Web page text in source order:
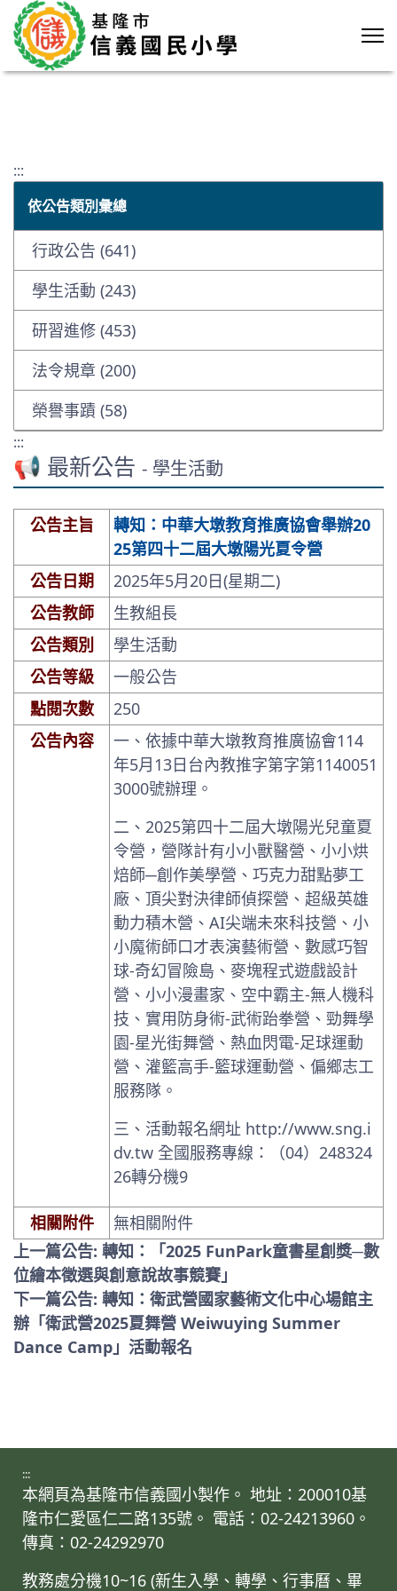
:::
依公告類別彙總
行政公告 (641)
學生活動 (243)
研習進修 (453)
法令規章 (200)
榮譽事蹟 (58)
:::
📢 最新公告 - 學生活動
公告主旨
轉知：中華大墩教育推廣協會舉辦20
25第四十二屆大墩陽光夏令營
公告日期
2025年5月20日(星期二)
公告教師
生教組長
公告類別
學生活動
公告等級
一般公告
點閱次數
250
公告內容
一、依據中華大墩教育推廣協會114
年5月13日台內教推字第字第1140051
3000號辦理。
二、2025第四十二屆大墩陽光兒童夏
令營，營隊計有小小獸醫營、小小烘
焙師─創作美學營、巧克力甜點夢工
廠、頂尖對決律師偵探營、超級英雄
動力積木營、AI尖端未來科技營、小
小魔術師口才表演藝術營、數感巧智
球-奇幻冒險島、麥塊程式遊戲設計
營、小小漫畫家、空中霸主-無人機科
技、實用防身術-武術跆拳營、勁舞學
園-星光街舞營、熱血閃電-足球運動
營、灌籃高手-籃球運動營、偏鄉志工
服務隊。
三、活動報名網址 http://www.sng.i
dv.tw 全國服務專線：（04）248324
26轉分機9
相關附件
無相關附件
上一篇公告: 轉知：「2025 FunPark童書星創獎─數
位繪本徵選與創意說故事競賽」
下一篇公告: 轉知：衛武營國家藝術文化中心場館主
辦「衛武營2025夏舞營 Weiwuying Summer
Dance Camp」活動報名
:::
本網頁為基隆市信義國小製作。 地址：200010基
隆市仁愛區仁二路135號。 電話：02-24213960。
傳真：02-24292970
教務處分機10~16 (新生入學、轉學、行事曆、畢